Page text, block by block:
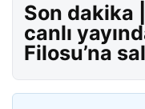
Son dakika
canlı
Filosu’na